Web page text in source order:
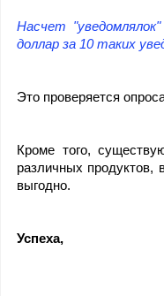
Насчет
доллар за 10 таких
Это проверяется
Кроме того,
различных продуктов,
выгодно.
Успеха,